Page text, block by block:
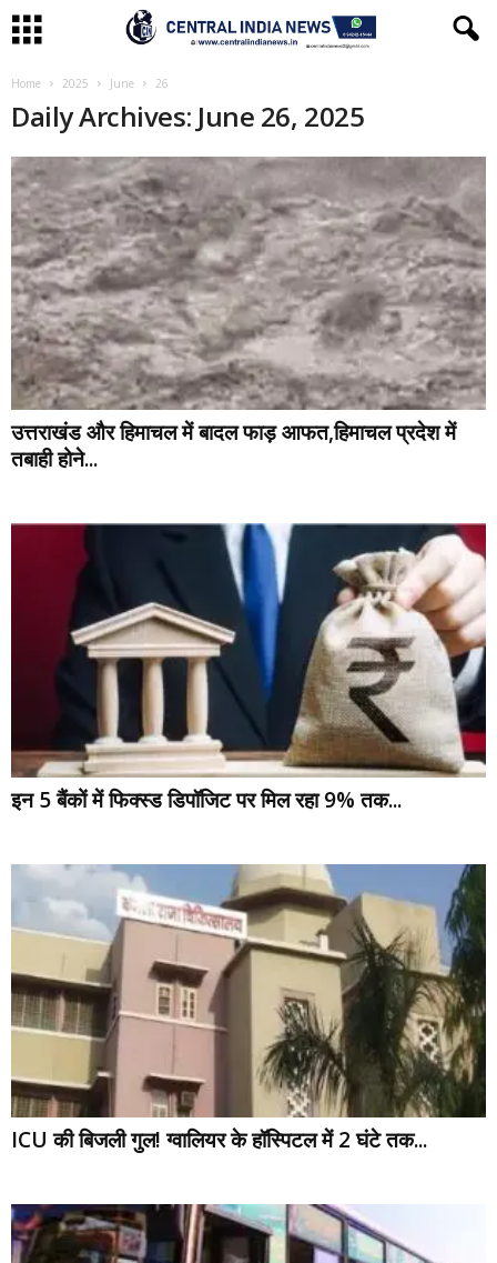
Home 2025 June 26
Daily Archives: June 26, 2025
उत्तराखंड और हिमाचल में बादल फाड़ आफत,हिमाचल प्रदेश में
तबाही होने...
इन 5 बैंकों में फिक्स्ड डिपॉजिट पर मिल रहा 9% तक...
ICU की बिजली गुल! ग्वालियर के हॉस्पिटल में 2 घंटे तक...